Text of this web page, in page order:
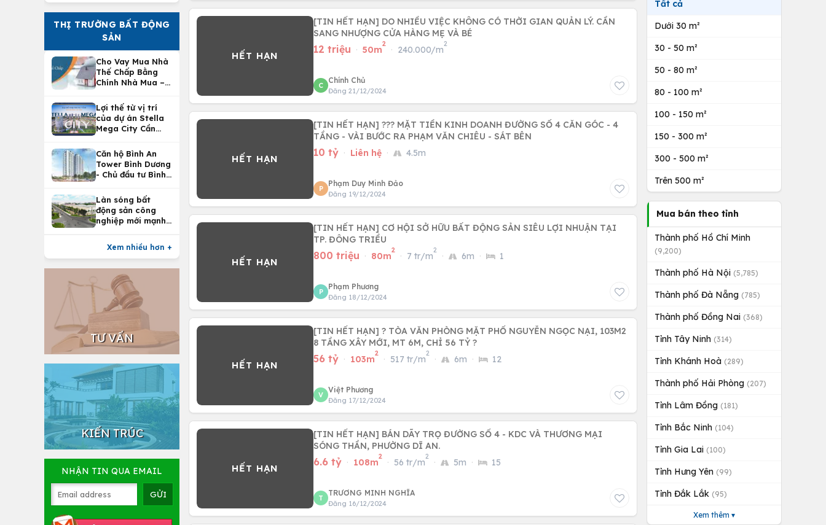
THỊ TRƯỜNG BẤT ĐỘNG
SẢN
Cho Vay Mua Nhà
Thế Chấp Bằng
Chính Nhà Mua –
Nhà Tại
Vietcombank
Lợi thế từ vị trí
của dự án Stella
Mega City Cần
Căn hộ Bình An
Tower Bình Dương
- Chủ đầu tư Bình
Làn sóng bất
động sản công
nghiệp mới mạnh
Xem nhiều hơn +
TƯ VẤN
KIẾN TRÚC
NHẬN TIN QUA EMAIL
[TIN HẾT HẠN] DO NHIỀU VIỆC KHÔNG CÓ THỜI GIAN QUẢN LÝ. CẦN
SANG NHƯỢNG CỬA HÀNG MẸ VÀ BÉ
12 triệu · 50m
2
· 240.000/m
2
C
Chính Chủ
Đăng 21/12/2024
[TIN HẾT HẠN] ??? MẶT TIỀN KINH DOANH ĐƯỜNG SỐ 4 CĂN GÓC - 4
TẦNG - VÀI BƯỚC RA PHẠM VĂN CHIÊU - SÁT BÊN
10 tỷ · Liên hệ · 4.5m
P
Phạm Duy Minh Đảo
Đăng 19/12/2024
[TIN HẾT HẠN] CƠ HỘI SỞ HỮU BẤT ĐỘNG SẢN SIÊU LỢI NHUẬN TẠI
TP. ĐÔNG TRIỀU
800 triệu · 80m
2
· 7 tr/m
2
· 6m · 1
P
Phạm Phương
Đăng 18/12/2024
[TIN HẾT HẠN] ? TÒA VĂN PHÒNG MẶT PHỐ NGUYỄN NGỌC NẠI, 103M2
8 TẦNG XÂY MỚI, MT 6M, CHỈ 56 TỶ ?
56 tỷ · 103m
2
· 517 tr/m
2
· 6m · 12
V
Việt Phương
Đăng 17/12/2024
[TIN HẾT HẠN] BÁN DÃY TRỌ ĐƯỜNG SỐ 4 - KDC VÀ THƯƠNG MẠI
SÓNG THẦN, PHƯỜNG DĨ AN.
6.6 tỷ · 108m
2
· 56 tr/m
2
· 5m · 15
T
TRƯƠNG MINH NGHĨA
Đăng 16/12/2024
Tất cả
Dưới 30 m²
30 - 50 m²
50 - 80 m²
80 - 100 m²
100 - 150 m²
150 - 300 m²
300 - 500 m²
Trên 500 m²
Mua bán theo tỉnh
Thành phố Hồ Chí Minh
(9,200)
Thành phố Hà Nội (5,785)
Thành phố Đà Nẵng (785)
Thành phố Đồng Nai (368)
Tỉnh Tây Ninh (314)
Tỉnh Khánh Hoà (289)
Thành phố Hải Phòng (207)
Tỉnh Lâm Đồng (181)
Tỉnh Bắc Ninh (104)
Tỉnh Gia Lai (100)
Tỉnh Hưng Yên (99)
Tỉnh Đắk Lắk (95)
Xem thêm ▾